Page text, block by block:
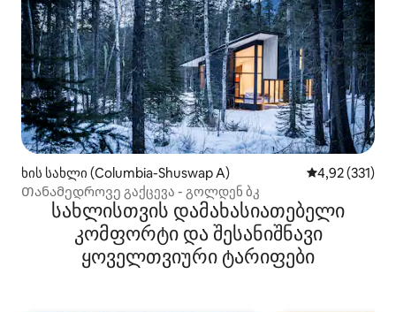
ხის სახლი (Columbia-Shuswap A) საშუალო
4,92 (331)
Თანამედროვე გაქცევა - გოლდენ ბკ
სახლისთვის დამახასიათებელი
კომფორტი და შესანიშნავი
ყოველთვიური ტარიფები